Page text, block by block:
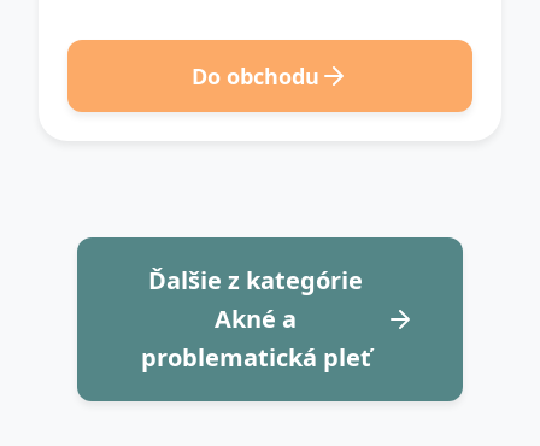
Do obchodu
Ďalšie z kategórie
Akné a
problematická pleť